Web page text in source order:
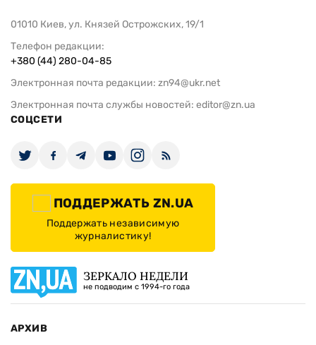
01010 Киев, ул. Князей Острожских, 19/1
Телефон редакции:
+380 (44) 280-04-85
Электронная почта редакции: zn94@ukr.net
Электронная почта службы новостей: editor@zn.ua
СОЦСЕТИ
ПОДДЕРЖАТЬ ZN.UA
Поддержать независимую
журналистику!
ЗЕРКАЛО НЕДЕЛИ
не подводим с 1994-го года
АРХИВ